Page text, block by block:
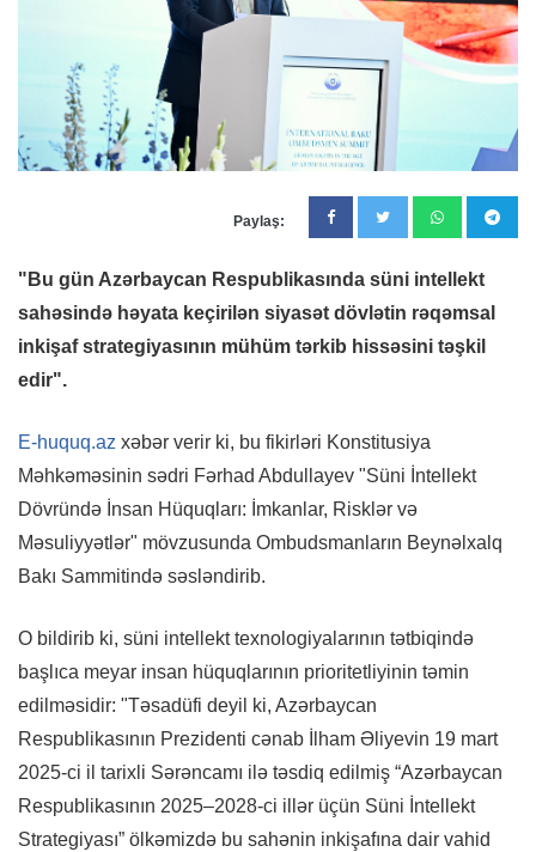
Paylaş:
"Bu gün Azərbaycan Respublikasında süni intellekt
sahəsində həyata keçirilən siyasət dövlətin rəqəmsal
inkişaf strategiyasının mühüm tərkib hissəsini təşkil
edir".
E-huquq.az xəbər verir ki, bu fikirləri Konstitusiya
Məhkəməsinin sədri Fərhad Abdullayev "Süni İntellekt
Dövründə İnsan Hüquqları: İmkanlar, Risklər və
Məsuliyyətlər" mövzusunda Ombudsmanların Beynəlxalq
Bakı Sammitində səsləndirib.
O bildirib ki, süni intellekt texnologiyalarının tətbiqində
başlıca meyar insan hüquqlarının prioritetliyinin təmin
edilməsidir: "Təsadüfi deyil ki, Azərbaycan
Respublikasının Prezidenti cənab İlham Əliyevin 19 mart
2025-ci il tarixli Sərəncamı ilə təsdiq edilmiş “Azərbaycan
Respublikasının 2025–2028-ci illər üçün Süni İntellekt
Strategiyası” ölkəmizdə bu sahənin inkişafına dair vahid